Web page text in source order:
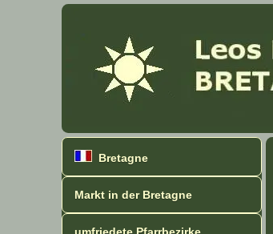
Bretagne
Markt in der Bretagne